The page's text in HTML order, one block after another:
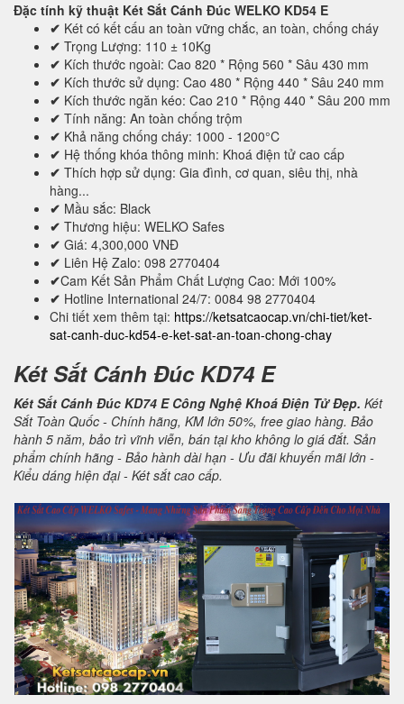
Đặc tính kỹ thuật Két Sắt Cánh Đúc WELKO KD54 E
✔ Két có kết cấu an toàn vững chắc, an toàn, chống cháy
✔ Trọng Lượng: 110 ± 10Kg
✔ Kích thước ngoài: Cao 820 * Rộng 560 * Sâu 430 mm
✔ Kích thước sử dụng: Cao 480 * Rộng 440 * Sâu 240 mm
✔ Kích thước ngăn kéo: Cao 210 * Rộng 440 * Sâu 200 mm
✔ Tính năng: An toàn chống trộm
✔ Khả năng chống cháy: 1000 - 1200°C
✔ Hệ thống khóa thông minh: Khoá điện tử cao cấp
✔ Thích hợp sử dụng: Gia đình, cơ quan, siêu thị, nhà
hàng...
✔ Mầu sắc: Black
✔ Thương hiệu: WELKO Safes
✔ Giá: 4,300,000 VNĐ
✔ Liên Hệ Zalo: 098 2770404
✔Cam Kết Sản Phẩm Chất Lượng Cao: Mới 100%
✔ Hotline International 24/7: 0084 98 2770404
Chi tiết xem thêm tại: https://ketsatcaocap.vn/chi-tiet/ket-
sat-canh-duc-kd54-e-ket-sat-an-toan-chong-chay
Két Sắt Cánh Đúc KD74 E
Két Sắt Cánh Đúc KD74 E Công Nghệ Khoá Điện Tử Đẹp. Két
Sắt Toàn Quốc - Chính hãng, KM lớn 50%, free giao hàng. Bảo
hành 5 năm, bảo trì vĩnh viễn, bán tại kho không lo giá đắt. Sản
phẩm chính hãng - Bảo hành dài hạn - Ưu đãi khuyến mãi lớn -
Kiểu dáng hiện đại - Két sắt cao cấp.